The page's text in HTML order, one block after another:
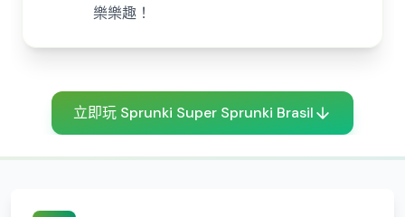
樂樂趣！
立即玩 Sprunki Super Sprunki Brasil